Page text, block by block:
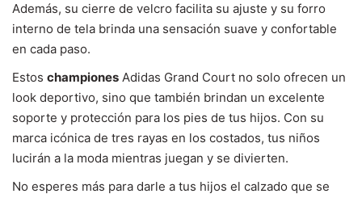
Además, su cierre de velcro facilita su ajuste y su forro
interno de tela brinda una sensación suave y confortable
en cada paso.
Estos championes Adidas Grand Court no solo ofrecen un
look deportivo, sino que también brindan un excelente
soporte y protección para los pies de tus hijos. Con su
marca icónica de tres rayas en los costados, tus niños
lucirán a la moda mientras juegan y se divierten.
No esperes más para darle a tus hijos el calzado que se